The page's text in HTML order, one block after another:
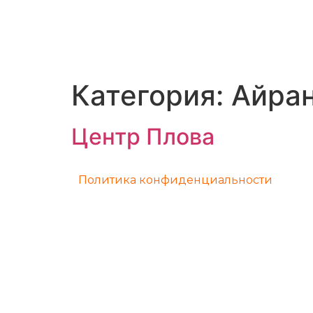
Категория:
Центр Плова
Политика конфиденциальности